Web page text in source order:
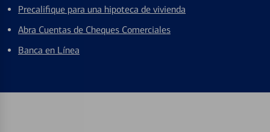
Precalifique para una hipoteca de vivienda
Abra Cuentas de Cheques Comerciales
Banca en Línea